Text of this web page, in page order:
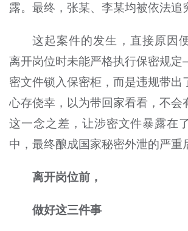
露。最终，张某、李某均被依法追
这起案件的发生，直接原因
离开岗位时未能严格执行保密规
密文件锁入保密柜，而是违规带出
心存侥幸，以为带回家看看，不会
这一念之差，让涉密文件暴露在
中，最终酿成国家秘密外泄的严重
离开岗位前，
做好这三件事